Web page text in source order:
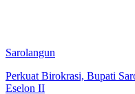
Sarolangun
Perkuat Birokrasi, Bupati
Eselon II